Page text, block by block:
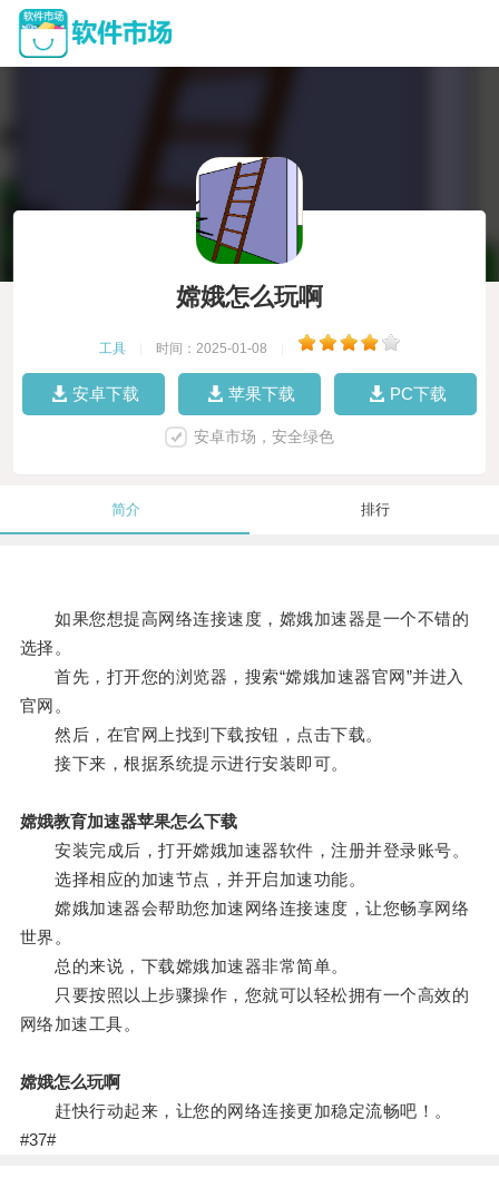
嫦娥怎么玩啊
工具 时间：2025-01-08
安卓下载 苹果下载 PC下载
安卓市场，安全绿色
简介 排行
如果您想提高网络连接速度，嫦娥加速器是一个不错的
选择。
首先，打开您的浏览器，搜索“嫦娥加速器官网”并进入
官网。
然后，在官网上找到下载按钮，点击下载。
接下来，根据系统提示进行安装即可。
嫦娥教育加速器苹果怎么下载
安装完成后，打开嫦娥加速器软件，注册并登录账号。
选择相应的加速节点，并开启加速功能。
嫦娥加速器会帮助您加速网络连接速度，让您畅享网络
世界。
总的来说，下载嫦娥加速器非常简单。
只要按照以上步骤操作，您就可以轻松拥有一个高效的
网络加速工具。
嫦娥怎么玩啊
赶快行动起来，让您的网络连接更加稳定流畅吧！。
#37#